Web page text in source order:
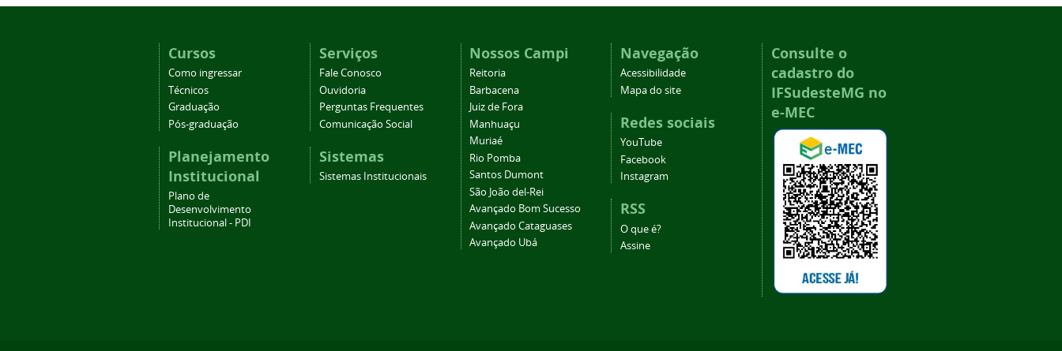
Cursos
Como ingressar
Técnicos
Graduação
Pós-graduação
Planejamento
Institucional
Plano de
Desenvolvimento
Institucional - PDI
Serviços
Fale Conosco
Ouvidoria
Perguntas Frequentes
Comunicação Social
Sistemas
Sistemas Institucionais
Nossos Campi
Reitoria
Barbacena
Juiz de Fora
Manhuaçu
Muriaé
Rio Pomba
Santos Dumont
São João del-Rei
Avançado Bom Sucesso
Avançado Cataguases
Avançado Ubá
Navegação
Acessibilidade
Mapa do site
Redes sociais
YouTube
Facebook
Instagram
RSS
O que é?
Assine
Consulte o
cadastro do
IFSudesteMG no
e-MEC